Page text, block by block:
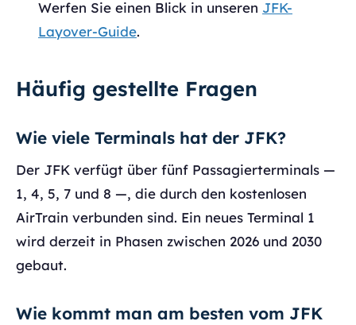
Werfen Sie einen Blick in unseren JFK-
Layover-Guide.
Häufig gestellte Fragen
Wie viele Terminals hat der JFK?
Der JFK verfügt über fünf Passagierterminals —
1, 4, 5, 7 und 8 —, die durch den kostenlosen
AirTrain verbunden sind. Ein neues Terminal 1
wird derzeit in Phasen zwischen 2026 und 2030
gebaut.
Wie kommt man am besten vom JFK